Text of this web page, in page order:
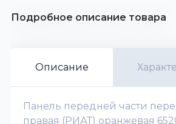
Подробное описание товара
Описание
Панель передней части
правая (РИАТ) оранжевая